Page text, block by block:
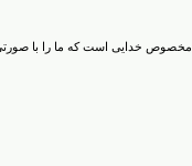
خدایی است که ما را با صورتی